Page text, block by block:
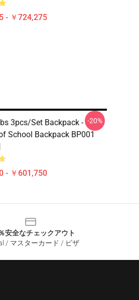
- ￥724,275
3pcs/set Backpack -
School Backpack BP001
- ￥601,750
-20%
安全なチェックアウト
/ マスターカード / ビザ